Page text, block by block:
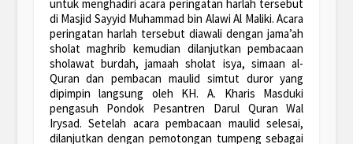
untuk menghadiri acara peringatan harlah tersebut
di Masjid Sayyid Muhammad bin Alawi Al Maliki. Acara
peringatan harlah tersebut diawali dengan jama’ah
sholat maghrib kemudian dilanjutkan pembacaan
sholawat burdah, jamaah sholat isya, simaan al-
Quran dan pembacan maulid simtut duror yang
dipimpin langsung oleh KH. A. Kharis Masduki
pengasuh Pondok Pesantren Darul Quran Wal
Irysad. Setelah acara pembacaan maulid selesai,
dilanjutkan dengan pemotongan tumpeng sebagai